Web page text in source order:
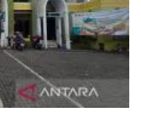
layanan